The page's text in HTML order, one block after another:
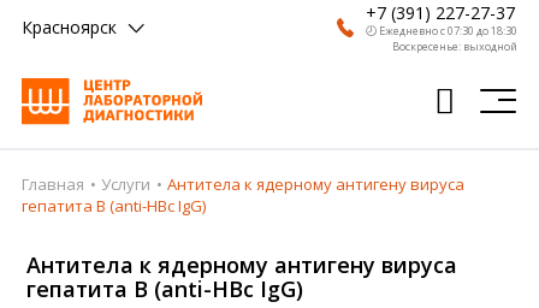
Красноярск
+7 (391) 227-27-37
🕗 Ежедневно с 07:30 до 18:30
Воскресенье: выходной
Главная
Врачи
Главная Услуги
Антитела к ядерному антигену вируса
гепатита В (anti-HBc IgG)
Антитела к ядерному антигену вируса
гепатита В (anti-HBc IgG)